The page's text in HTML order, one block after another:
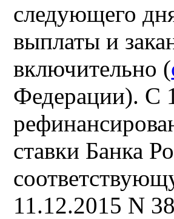
следующего
выплаты и
включительно (
Федерации). С
ставки Банка
11.12.2015 N